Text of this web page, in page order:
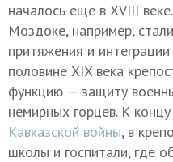
началось еще в XVIII
Моздоке, например,
притяжения и
половине XIX века
функцию — защиту
немирных горцев. К
Кавказской войны, в
школы и госпитали, где